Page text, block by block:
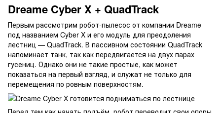
Dreame Cyber X + QuadTrack
Первым рассмотрим робот-пылесос от компании Dreame
под названием Cyber X и его модуль для преодоления
лестниц — QuadTrack. В пассивном состоянии QuadTrack
напоминает танк, так как передвигается на двух парах
гусениц. Однако они не такие простые, как может
показаться на первый взгляд, и служат не только для
перемещения по ровным поверхностям.